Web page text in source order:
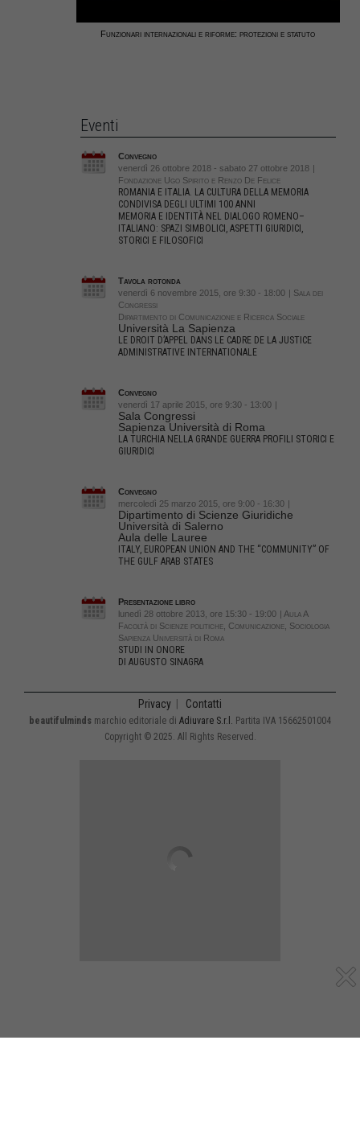
Funzionari internazionali e riforme: protezioni e statuto
Eventi
Convegno
venerdì 26 ottobre 2018 - sabato 27 ottobre 2018 |
Fondazione Ugo Spirito e Renzo De Felice
ROMANIA E ITALIA. LA CULTURA DELLA MEMORIA
CONDIVISA DEGLI ULTIMI 100 ANNI
MEMORIA E IDENTITÀ NEL DIALOGO ROMENO–
ITALIANO: SPAZI SIMBOLICI, ASPETTI GIURIDICI,
STORICI E FILOSOFICI
Tavola rotonda
venerdì 6 novembre 2015, ore 9:30 - 18:00 | Sala dei
Congressi
Dipartimento di Comunicazione e Ricerca Sociale
Università La Sapienza
LE DROIT D’APPEL DANS LE CADRE DE LA JUSTICE
ADMINISTRATIVE INTERNATIONALE
Convegno
venerdì 17 aprile 2015, ore 9:30 - 13:00 |
Sala Congressi
Sapienza Università di Roma
LA TURCHIA NELLA GRANDE GUERRA PROFILI STORICI E
GIURIDICI
Convegno
mercoledì 25 marzo 2015, ore 9:00 - 16:30 |
Dipartimento di Scienze Giuridiche
Università di Salerno
Aula delle Lauree
ITALY, EUROPEAN UNION AND THE “COMMUNITY” OF
THE GULF ARAB STATES
Presentazione libro
lunedì 28 ottobre 2013, ore 15:30 - 19:00 | Aula A
Facoltà di Scienze politiche, Comunicazione, Sociologia
Sapienza Università di Roma
STUDI IN ONORE
DI AUGUSTO SINAGRA
Privacy Contatti
beautifulminds marchio editoriale di Adiuvare S.r.l. Partita IVA 15662501004
Copyright © 2025. All Rights Reserved.